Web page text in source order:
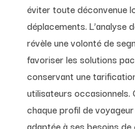
éviter toute déconvenue
déplacements. L’analyse
révèle une volonté de
favoriser les solutions
conservant une
utilisateurs
chaque profil de
adaptée à ses besoins de